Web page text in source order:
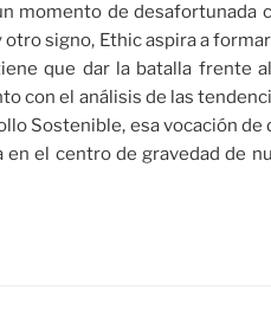
momento de desafortunada
signo, Ethic aspira a
que dar la batalla frente
con el análisis de las
Sostenible, esa vocación de
en el centro de gravedad de